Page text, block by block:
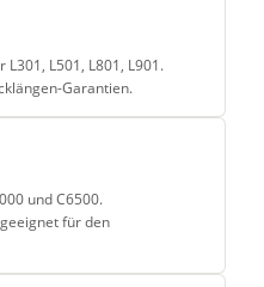
L501, L801, L901.
Garantien.
und C6500.
für den